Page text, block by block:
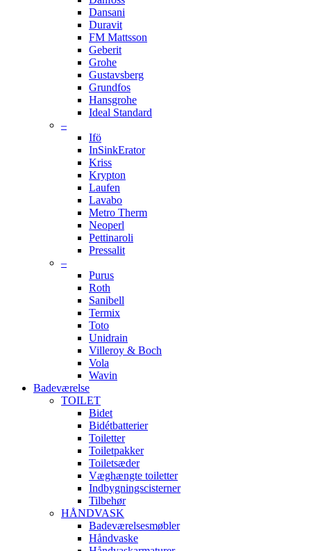
Dansani
Duravit
FM Mattsson
Geberit
Grohe
Gustavsberg
Grundfos
Hansgrohe
Ideal Standard
–
Ifö
InSinkErator
Kriss
Krypton
Laufen
Lavabo
Metro Therm
Neoperl
Pettinaroli
Pressalit
–
Purus
Roth
Sanibell
Termix
Toto
Unidrain
Villeroy & Boch
Vola
Wavin
Badeværelse
TOILET
Bidet
Bidétbatterier
Toiletter
Toiletpakker
Toiletsæder
Væghængte toiletter
Indbygningscisterner
Tilbehør
HÅNDVASK
Badeværelsesmøbler
Håndvaske